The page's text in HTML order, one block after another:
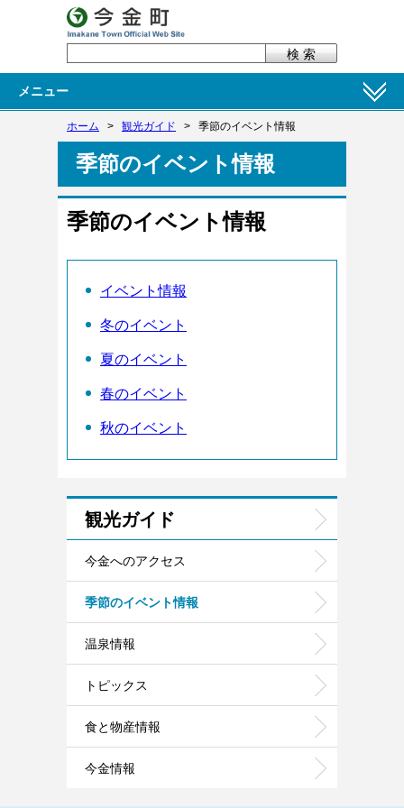
メニュー
ホーム > 観光ガイド > 季節のイベント情報
季節のイベント情報
季節のイベント情報
イベント情報
冬のイベント
夏のイベント
春のイベント
秋のイベント
観光ガイド
今金へのアクセス
季節のイベント情報
温泉情報
トピックス
食と物産情報
今金情報